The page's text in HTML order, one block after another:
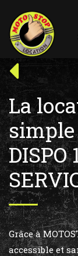
au
contenu
de
l’article
Article
précédent :
La
simple
DISPO
Grâce à
accessible et